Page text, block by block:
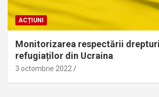
ACȚIUNI
Monitorizarea respectării
refugiaților din Ucraina
3 octombrie 2022